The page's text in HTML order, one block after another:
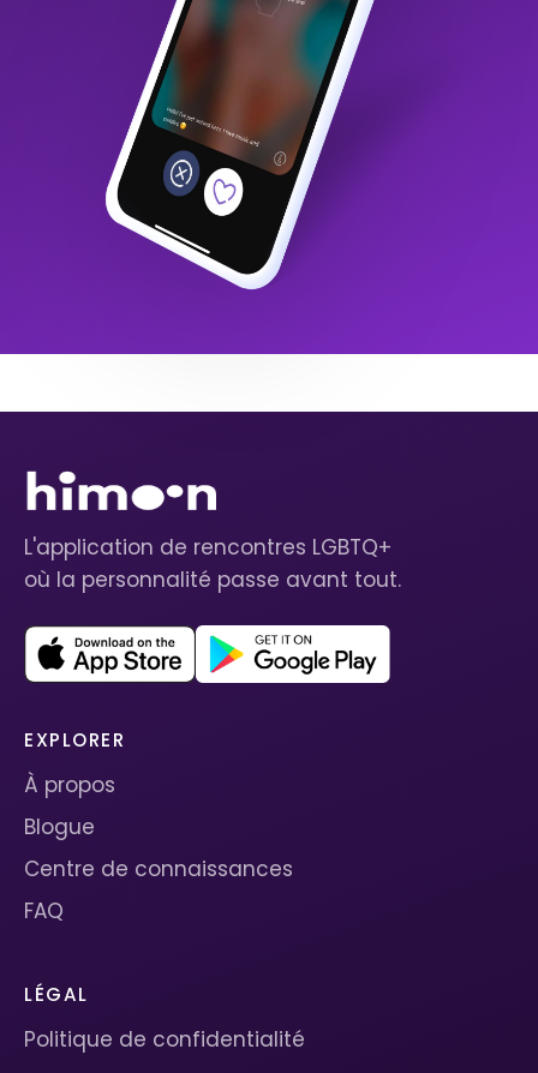
L'application de rencontres LGBTQ+
où la personnalité passe avant tout.
EXPLORER
À propos
Blogue
Centre de connaissances
FAQ
LÉGAL
Politique de confidentialité